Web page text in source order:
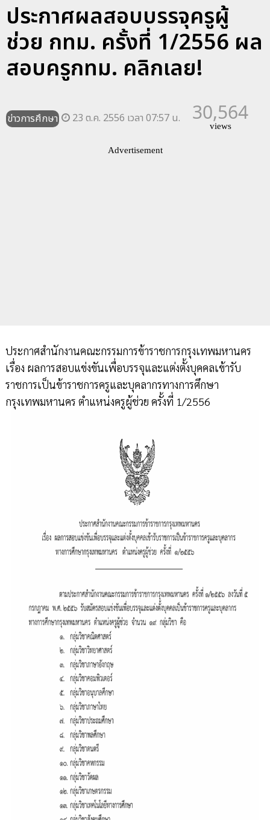
ประกาศผลสอบบรรจุครูผู้
ช่วย กทม. ครั้งที่ 1/2556 ผล
สอบครูกทม. คลิกเลย!
ข่าวการศึกษา 23 ต.ค. 2556 เวลา 07:57 น. 30,564
views
Advertisement
ประกาศสำนักงานคณะกรรมการข้าราชการกรุงเทพมหานคร
เรื่อง ผลการสอบแข่งขันเพื่อบรรจุและแต่งตั้งบุคคลเข้ารับ
ราชการเป็นข้าราชการครูและบุคลากรทางการศึกษา
กรุงเทพมหานคร ตำแหน่งครูผู้ช่วย ครั้งที่ 1/2556